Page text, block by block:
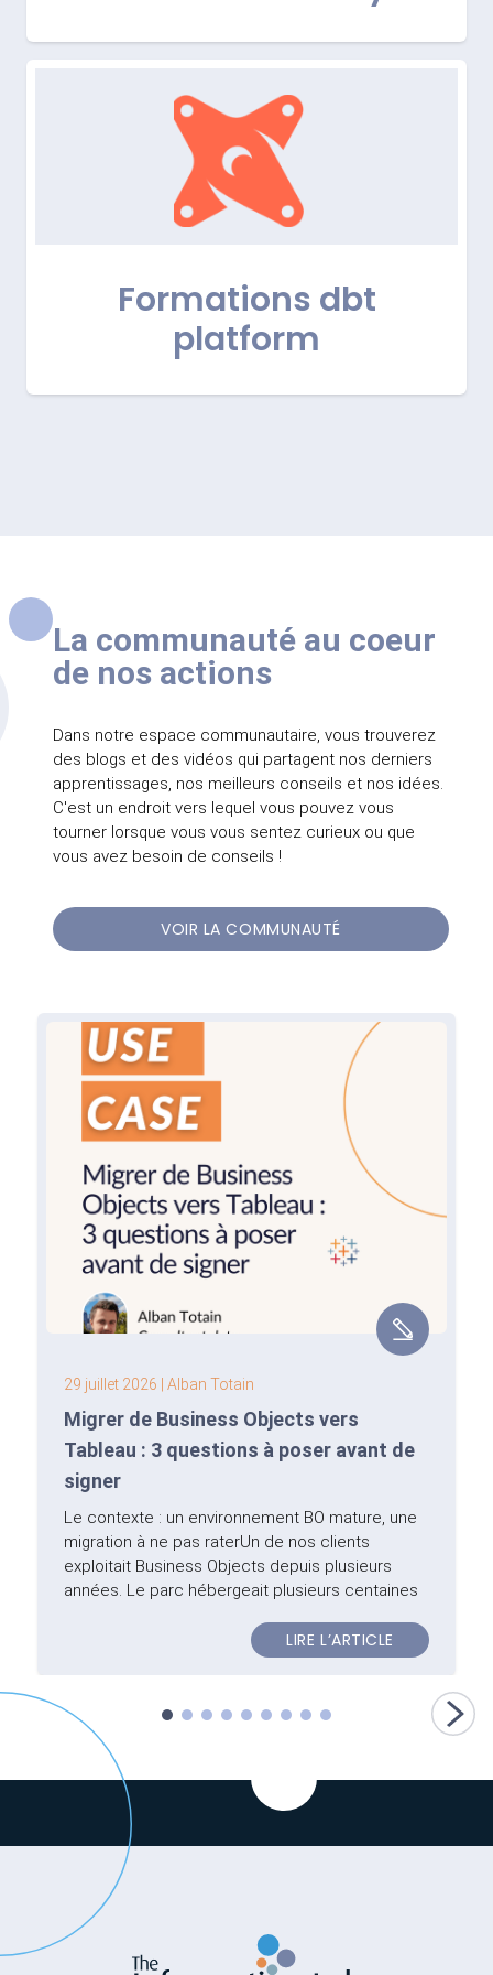
Formations dbt
platform
La communauté au coeur
de nos actions
Dans notre espace communautaire, vous trouverez
des blogs et des vidéos qui partagent nos derniers
apprentissages, nos meilleurs conseils et nos idées.
C'est un endroit vers lequel vous pouvez vous
tourner lorsque vous vous sentez curieux ou que
vous avez besoin de conseils !
VOIR LA COMMUNAUTÉ
29 juillet 2026 | Alban Totain
Migrer de Business Objects vers
Tableau : 3 questions à poser avant de
signer
Le contexte : un environnement BO mature, une
migration à ne pas raterUn de nos clients
exploitait Business Objects depuis plusieurs
années. Le parc hébergeait plusieurs centaines
différentes équipes métier : un environnement
riche, mais vieillissant, et de plus en plus rigide
décision de migrer vers Tableau s’est imposée
progressivement. Fin de support annoncée sur
certaines versions de BO, besoin de moderniser
la couche de visualisation, volonté de reprendre
la main sur la gouvernance des données. Les
enjeux opérationnels étaient réels : certains
rapports alimentaient des processus
décisionnels quotidiens. Un dérapage sur la
migration aurait eu des conséquences
directes.Nous avons pris en charge le projet
avec une conviction de départ : les vraies
LIRE L’ARTICLE